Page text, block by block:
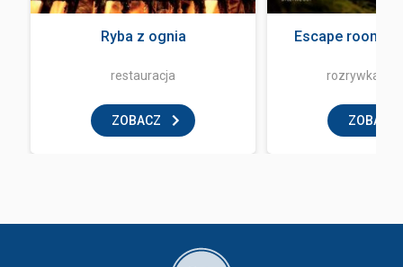
Ryba z ognia
restauracja
ZOBACZ
Escape room -
rozrywka i
ZOBACZ